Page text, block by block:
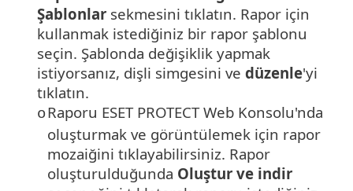
Şablonlar sekmesini tıklatın. Rapor için
kullanmak istediğiniz bir rapor şablonu
seçin. Şablonda değişiklik yapmak
istiyorsanız, dişli simgesini ve düzenle'yi
tıklatın.
oRaporu ESET PROTECT Web Konsolu'nda
oluşturmak ve görüntülemek için rapor
mozaiğini tıklayabilirsiniz. Rapor
oluşturulduğunda Oluştur ve indir